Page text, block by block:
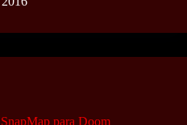
para Doom